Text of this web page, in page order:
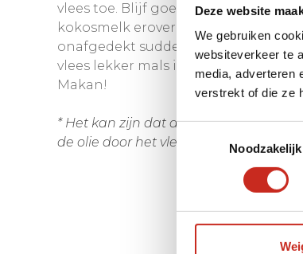
Deze website
We gebruiken
websiteverkeer te
media, adverteren
verstrekt of die ze
Toestemmingsselectie
Noodzakelijk
vlees toe. Blijf goed roeren. Voeg
kokosmelk erover heen. Breng dit
onafgedekt sudderen op een laag
vlees lekker mals is, roert u de
Makan!
* Het kan zijn dat de olie van de
de olie door het vlees wordt